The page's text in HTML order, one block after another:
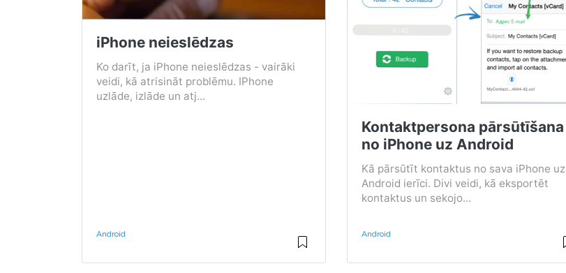
iPhone neieslēdzas
Ko darīt, ja iPhone neieslēdzas - vairāki
veidi, kā atrisināt problēmu. IPhone
uzlāde, izlāde un atj...
Android
Kontaktpersona pārsūtīšana
no iPhone uz Android
Kā pārsūtīt kontaktus no sava iPhone uz
Android ierīci. Divi veidi, kā eksportēt
kontaktus un sekojo...
Android